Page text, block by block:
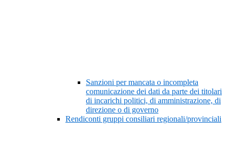
Sanzioni per mancata o incompleta
comunicazione dei dati da parte dei titolari
di incarichi politici, di amministrazione, di
direzione o di governo
Rendiconti gruppi consiliari regionali/provinciali